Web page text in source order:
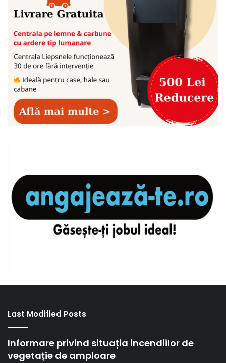
Last Modified Posts
Informare privind situația incendiilor de
vegetație de amploare